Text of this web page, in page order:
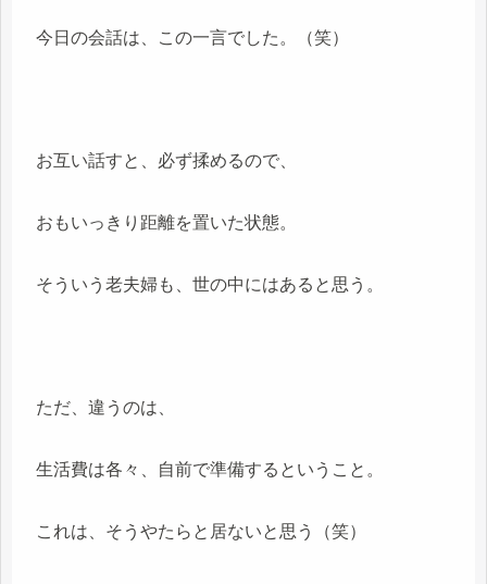
今日の会話は、この一言でした。（笑）
お互い話すと、必ず揉めるので、
おもいっきり距離を置いた状態。
そういう老夫婦も、世の中にはあると思う。
ただ、違うのは、
生活費は各々、自前で準備するということ。
これは、そうやたらと居ないと思う（笑）